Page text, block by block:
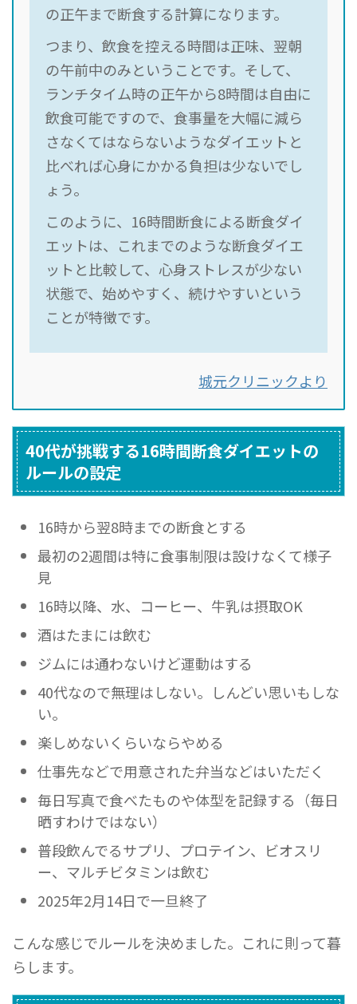
の正午まで断食する計算になります。
つまり、飲食を控える時間は正味、翌朝
の午前中のみということです。そして、
ランチタイム時の正午から8時間は自由に
飲食可能ですので、食事量を大幅に減ら
さなくてはならないようなダイエットと
比べれば心身にかかる負担は少ないでし
ょう。
このように、16時間断食による断食ダイ
エットは、これまでのような断食ダイエ
ットと比較して、心身ストレスが少ない
状態で、始めやすく、続けやすいという
ことが特徴です。
城元クリニックより
40代が挑戦する16時間断食ダイエットの
ルールの設定
16時から翌8時までの断食とする
最初の2週間は特に食事制限は設けなくて様子
見
16時以降、水、コーヒー、牛乳は摂取OK
酒はたまには飲む
ジムには通わないけど運動はする
40代なので無理はしない。しんどい思いもしな
い。
楽しめないくらいならやめる
仕事先などで用意された弁当などはいただく
毎日写真で食べたものや体型を記録する（毎日
晒すわけではない）
普段飲んでるサプリ、プロテイン、ビオスリ
ー、マルチビタミンは飲む
2025年2月14日で一旦終了
こんな感じでルールを決めました。これに則って暮
らします。